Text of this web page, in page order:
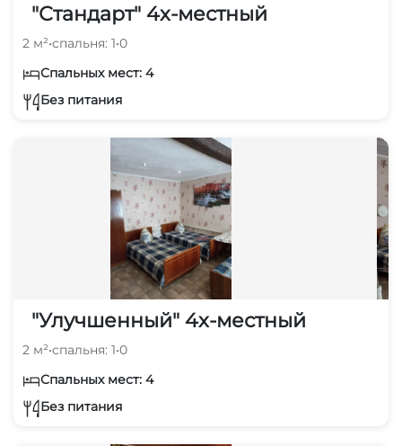
"Стандарт" 4х-местный
2 м²•спальня: 1•0
Спальных мест: 4
Без питания
"Улучшенный" 4х-местный
2 м²•спальня: 1•0
Спальных мест: 4
Без питания